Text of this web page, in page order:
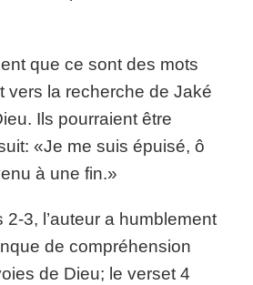
que ce sont des mots
vers la recherche de Jaké
Ils pourraient être
«Je me suis épuisé, ô
à une fin.»
3, l’auteur a humblement
de compréhension
de Dieu; le verset 4